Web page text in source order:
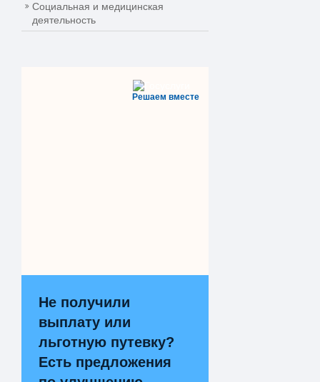
Социальная и медицинская
деятельность
Решаем вместе
Не получили
выплату или
льготную путевку?
Есть предложения